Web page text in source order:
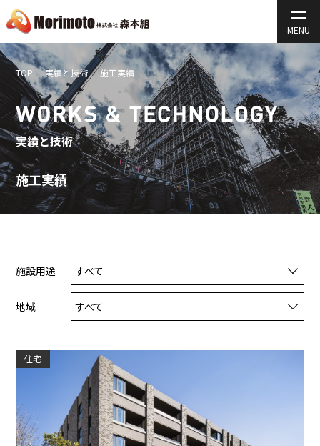
TOP 実績と技術 施工実績
実績と技術
施工実績
施設用途 すべて
地域 すべて
住宅